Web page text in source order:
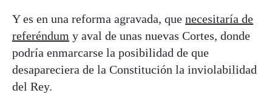
Y es en una reforma agravada, que necesitaría de
referéndum y aval de unas nuevas Cortes, donde
podría enmarcarse la posibilidad de que
desapareciera de la Constitución la inviolabilidad
del Rey.